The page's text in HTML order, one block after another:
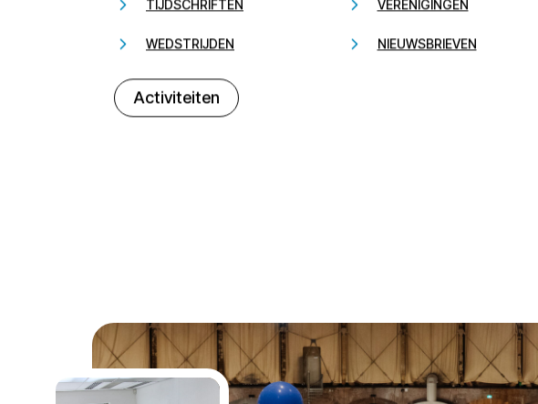
TIJDSCHRIFTEN VERENIGINGEN
WEDSTRIJDEN NIEUWSBRIEVEN
Activiteiten